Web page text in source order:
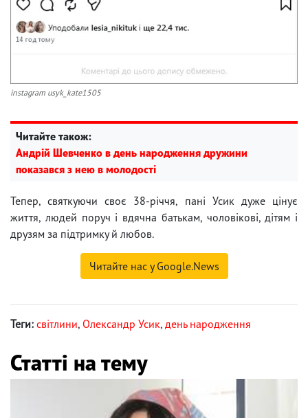
instagram usyk_kate1505
Читайте також:
Андрій Шевченко в день народження дружини
показався з нею в молодості
Тепер, святкуючи своє 38-річчя, пані Усик дуже цінує
життя, людей поруч і вдячна батькам, чоловікові, дітям і
друзям за підтримку й любов.
Читайте нас у Google.News
Теги: світлини, Олександр Усик, день народження
Статті на тему